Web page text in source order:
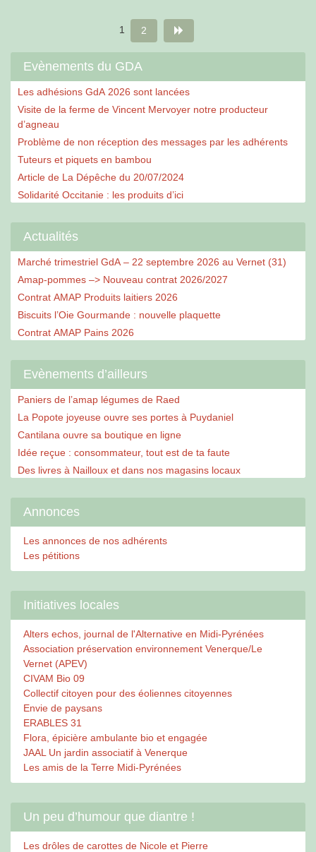
Pagination
des
publications
Page
1 Page
2
Evènements du GDA
Les adhésions GdA 2026 sont lancées
Visite de la ferme de Vincent Mervoyer notre producteur
d’agneau
Problème de non réception des messages par les adhérents
Tuteurs et piquets en bambou
Article de La Dépêche du 20/07/2024
Solidarité Occitanie : les produits d’ici
Actualités
Marché trimestriel GdA – 22 septembre 2026 au Vernet (31)
Amap-pommes –> Nouveau contrat 2026/2027
Contrat AMAP Produits laitiers 2026
Biscuits l’Oie Gourmande : nouvelle plaquette
Contrat AMAP Pains 2026
Evènements d’ailleurs
Paniers de l’amap légumes de Raed
La Popote joyeuse ouvre ses portes à Puydaniel
Cantilana ouvre sa boutique en ligne
Idée reçue : consommateur, tout est de ta faute
Des livres à Nailloux et dans nos magasins locaux
Annonces
Les annonces de nos adhérents
Les pétitions
Initiatives locales
Alters echos, journal de l'Alternative en Midi-Pyrénées
Association préservation environnement Venerque/Le
Vernet (APEV)
CIVAM Bio 09
Collectif citoyen pour des éoliennes citoyennes
Envie de paysans
ERABLES 31
Flora, épicière ambulante bio et engagée
JAAL Un jardin associatif à Venerque
Les amis de la Terre Midi-Pyrénées
Un peu d’humour que diantre !
Les drôles de carottes de Nicole et Pierre